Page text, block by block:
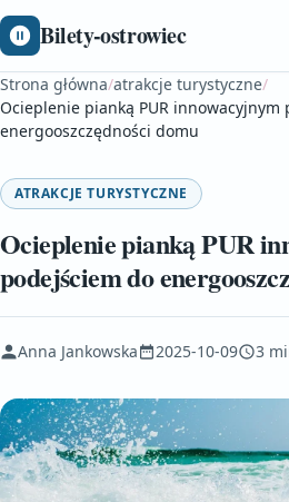
Bilety-ostrowiec
Strona główna/atrakcje turystyczne/
Ocieplenie pianką PUR innowacyjnym
energooszczędności domu
ATRAKCJE TURYSTYCZNE
Ocieplenie pianką PUR
podejściem do
Anna Jankowska 2025-10-09 3